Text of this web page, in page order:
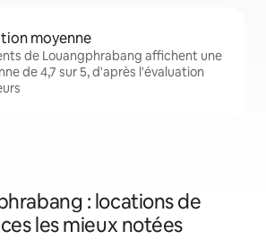
moyenne
de Louangphrabang affichent une
de 4,7 sur 5, d'après l'évaluation
: locations de
les mieux notées